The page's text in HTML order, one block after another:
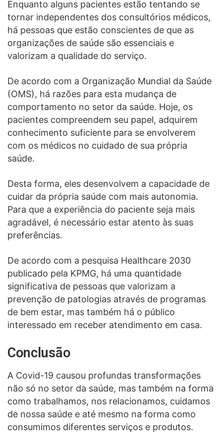
Enquanto alguns pacientes estão tentando se
tornar independentes dos consultórios médicos,
há pessoas que estão conscientes de que as
organizações de saúde são essenciais e
valorizam a qualidade do serviço.
De acordo com a Organização Mundial da Saúde
(OMS), há razões para esta mudança de
comportamento no setor da saúde. Hoje, os
pacientes compreendem seu papel, adquirem
conhecimento suficiente para se envolverem
com os médicos no cuidado de sua própria
saúde.
Desta forma, eles desenvolvem a capacidade de
cuidar da própria saúde com mais autonomia.
Para que a experiência do paciente seja mais
agradável, é necessário estar atento às suas
preferências.
De acordo com a pesquisa Healthcare 2030
publicado pela KPMG, há uma quantidade
significativa de pessoas que valorizam a
prevenção de patologias através de programas
de bem estar, mas também há o público
interessado em receber atendimento em casa.
Conclusão
A Covid-19 causou profundas transformações
não só no setor da saúde, mas também na forma
como trabalhamos, nos relacionamos, cuidamos
de nossa saúde e até mesmo na forma como
consumimos diferentes serviços e produtos.